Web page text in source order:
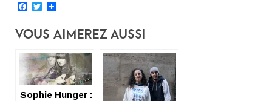
Facebook
Twitter
Vous Aimerez Aussi
Sophie Hunger :